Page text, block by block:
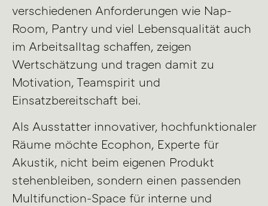
verschiedenen Anforderungen wie Nap-
Room, Pantry und viel Lebensqualität auch
im Arbeitsalltag schaffen, zeigen
Wertschätzung und tragen damit zu
Motivation, Teamspirit und
Einsatzbereitschaft bei.
Als Ausstatter innovativer, hochfunktionaler
Räume möchte Ecophon, Experte für
Akustik, nicht beim eigenen Produkt
stehenbleiben, sondern einen passenden
Multifunction-Space für interne und